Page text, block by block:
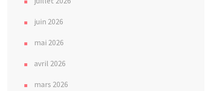
juin 2026
mai 2026
avril 2026
mars 2026